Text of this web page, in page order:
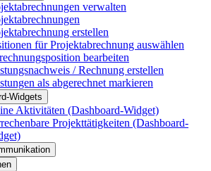
verwalten
erstellen
für Projektabrechnung auswählen
bearbeiten
/ Rechnung erstellen
als abgerechnet markieren
Widgets
Aktivitäten (Dashboard-Widget)
Projekttätigkeiten (Dashboard-